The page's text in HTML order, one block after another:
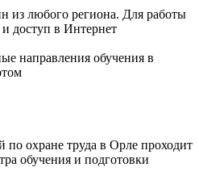
из любого региона. Для работы
доступ в Интернет
направления обучения в
по охране труда в Орле проходит
обучения и подготовки